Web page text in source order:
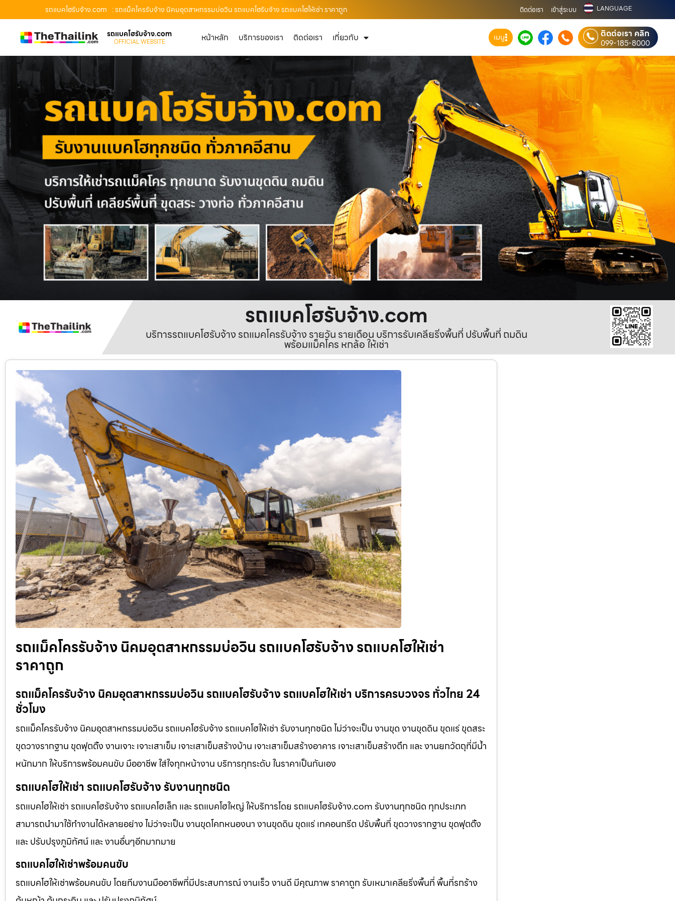
รถแบคโฮรับจ้าง.com : รถแม็คโครรับจ้าง นิคมอุตสาหกรรมบ่อวิน รถแบคโฮรับจ้าง รถแบคโฮให้เช่า ราคาถูก ติดต่อเรา เข้าสู่ระบบ LANGUAGE
รถแบคโฮรับจ้าง.com
OFFICIAL WEBSITE หน้าหลัก บริการของเรา ติดต่อเรา เกี่ยวกับ เมนู ติดต่อเรา คลิก
099-185-8000
รถแบคโฮรับจ้าง.com
บริการรถแบคโฮรับจ้าง รถแมคโครรับจ้าง รายวัน รายเดือน บริการรับเคลียริ่งพื้นที่ ปรับพื้นที่ ถมดิน
พร้อมแม็คโคร หกล้อ ให้เช่า
รถแม็คโครรับจ้าง นิคมอุตสาหกรรมบ่อวิน รถแบคโฮรับจ้าง รถแบคโฮให้เช่า
ราคาถูก
รถแม็คโครรับจ้าง นิคมอุตสาหกรรมบ่อวิน รถแบคโฮรับจ้าง รถแบคโฮให้เช่า บริการครบวงจร ทั่วไทย 24
ชั่วโมง
รถแม็คโครรับจ้าง นิคมอุตสาหกรรมบ่อวิน รถแบคโฮรับจ้าง รถแบคโฮให้เช่า รับงานทุกชนิด ไม่ว่าจะเป็น งานขุด งานขุดดิน ขุดแร่ ขุดสระ
ขุดวางรากฐาน ขุดฟุตติ้ง งานเจาะ เจาะเสาเข็ม เจาะเสาเข็มสร้างบ้าน เจาะเสาเข็มสร้างอาคาร เจาะเสาเข็มสร้างตึก และ งานยกวัตถุที่มีน้ำ
หนักมาก ให้บริการพร้อมคนขับ มืออาชีพ ใส่ใจทุกหน้างาน บริการทุกระดับ ในราคาเป็นกันเอง
รถแบคโฮให้เช่า รถแบคโฮรับจ้าง รับงานทุกชนิด
รถแบคโฮให้เช่า รถแบคโฮรับจ้าง รถแบคโฮเล็ก และ รถแบคโฮใหญ่ ให้บริการโดย รถแบคโฮรับจ้าง.com รับงานทุกชนิด ทุกประเภท
สามารถนำมาใช้ทำงานได้หลายอย่าง ไม่ว่าจะเป็น งานขุดโคกหนองนา งานขุดดิน ขุดแร่ เทคอนกรีต ปรับพื้นที่ ขุดวางรากฐาน ขุดฟุตติ้ง
และ ปรับปรุงภูมิทัศน์ และ งานอื่นๆอีกมากมาย
รถแบคโฮให้เช่าพร้อมคนขับ
รถแบคโฮให้เช่าพร้อมคนขับ โดยทีมงานมืออาชีพที่มีประสบการณ์ งานเร็ว งานดี มีคุณภาพ ราคาถูก รับเหมาเคลียริ่งพื้นที่ พื้นที่รกร้าง